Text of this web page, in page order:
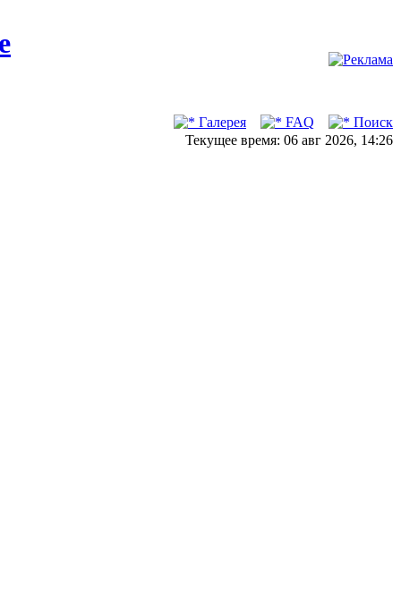
Галерея FAQ
Поиск
Текущее время: 06 авг 2026, 14:26